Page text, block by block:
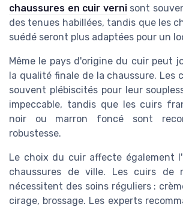
chaussures en cuir vernisont
des tenues habillées, tandis que les
suédé seront plus adaptées pour un
Même le pays d'origine du cuir peut
la qualité finale de la chaussure. Les
souvent plébiscités pour leur
impeccable, tandis que les cuirs
noir ou marron foncé sont
robustesse.
Le choix du cuir affecte également
chaussures de ville. Les cuirs de
nécessitent des soins réguliers :
cirage, brossage. Les experts